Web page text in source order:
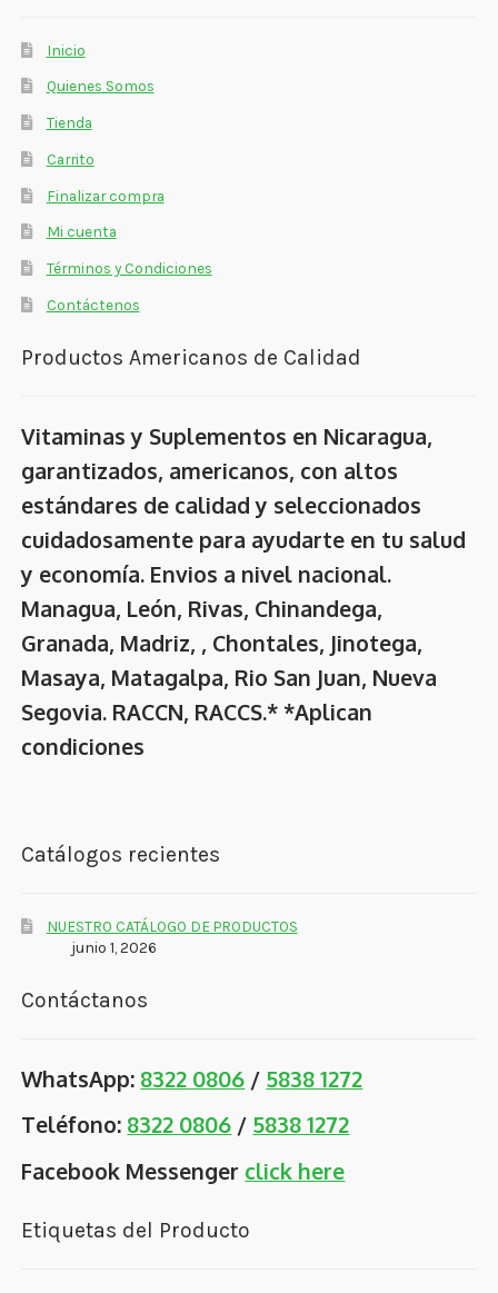
Inicio
Quienes Somos
Tienda
Carrito
Finalizar compra
Mi cuenta
Términos y Condiciones
Contáctenos
Productos Americanos de Calidad
Vitaminas y Suplementos en Nicaragua,
garantizados, americanos, con altos
estándares de calidad y seleccionados
cuidadosamente para ayudarte en tu salud
y economía. Envios a nivel nacional.
Managua, León, Rivas, Chinandega,
Granada, Madriz, , Chontales, Jinotega,
Masaya, Matagalpa, Rio San Juan, Nueva
Segovia. RACCN, RACCS.* *Aplican
condiciones
Catálogos recientes
NUESTRO CATÁLOGO DE PRODUCTOS
junio 1, 2026
Contáctanos
WhatsApp: 8322 0806 / 5838 1272
Teléfono: 8322 0806 / 5838 1272
Facebook Messenger click here
Etiquetas del Producto